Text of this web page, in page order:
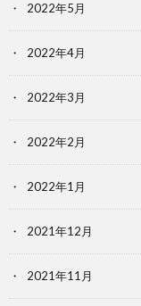
2022年5月
2022年4月
2022年3月
2022年2月
2022年1月
2021年12月
2021年11月